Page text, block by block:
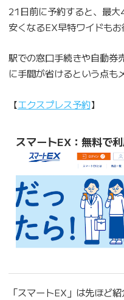
21日前に予約すると、最
安くなるEX早特ワイドもお
駅での窓口手続きや自動券
に手間が省けるという点も
【エクスプレス予約】
スマートEX：無料で
「スマートEX」は先ほど